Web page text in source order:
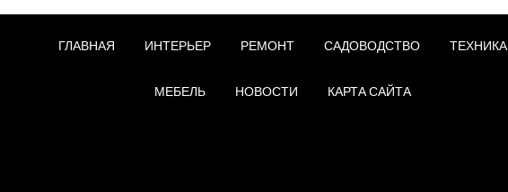
ГЛАВНАЯ ИНТЕРЬЕР РЕМОНТ САДОВОДСТВО ТЕХНИКА
МЕБЕЛЬ НОВОСТИ КАРТА САЙТА